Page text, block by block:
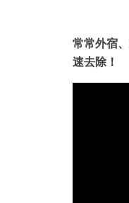
常常外宿
速去除！